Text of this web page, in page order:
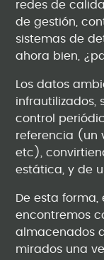
redes de
de gestión,
sistemas de
ahora bien,
Los datos
infrautilizados,
control
referencia (un
etc),
estática, y de
De esta forma,
encontremos
almacenados
mirados una